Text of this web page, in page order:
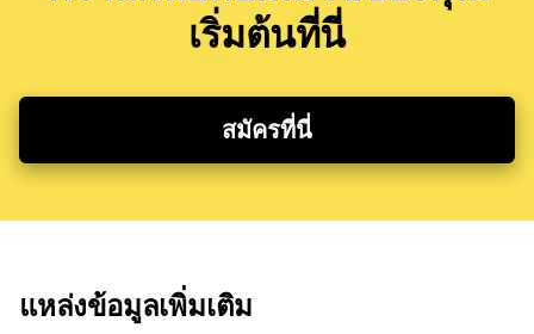
เริ่มต้นที่นี่
สมัครที่นี่
แหล่งข้อมูลเพิ่มเติม